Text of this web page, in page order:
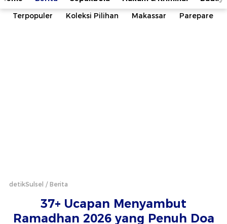
Terpopuler
Koleksi Pilihan Makassar Parepare
detikSulsel Berita
37+ Ucapan Menyambut
Ramadhan 2026 yang Penuh Doa